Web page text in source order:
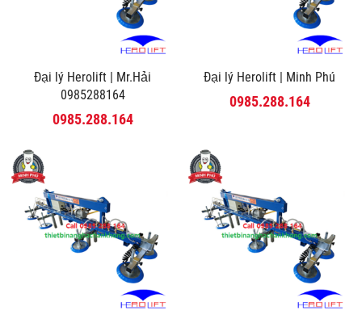
Đại lý Herolift | Mr.Hải
0985288164
0985.288.164
Đại lý Herolift | Minh Phú
0985.288.164